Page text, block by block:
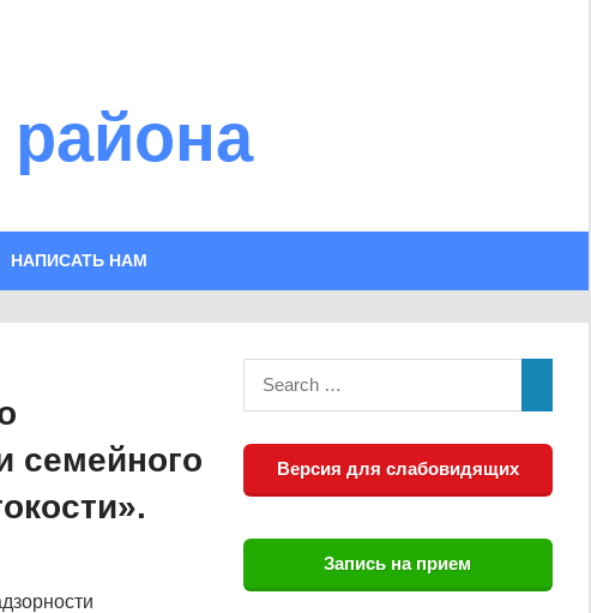
НАПИСАТЬ НАМ
семейного
Версия для слабовидящих
Запись на прием